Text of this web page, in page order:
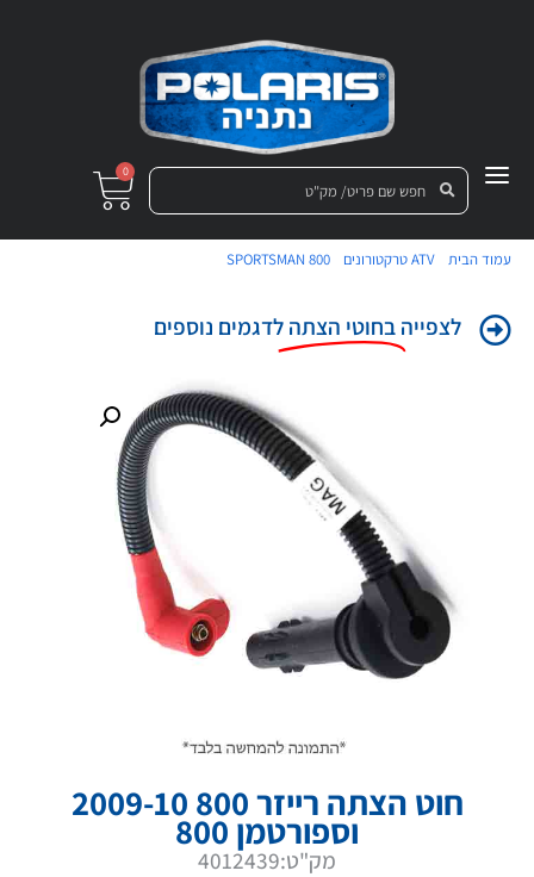
0
עמוד הבית ATV טרקטורונים SPORTSMAN 800
לצפייהבחוטי הצתה לדגמים נוספים
חוט הצתה רייזר 800 2009-10
וספורטמן 800
מק"ט:4012439